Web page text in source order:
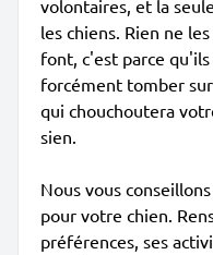
volontaires, et la
les chiens. Rien ne
font, c'est parce
forcément tomber
qui chouchoutera
sien.
Nous vous
pour votre chien.
préférences, ses